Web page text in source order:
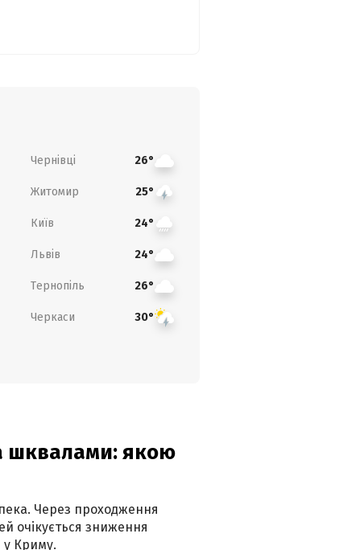
Чернівці 26°
Житомир 25°
Київ 24°
Львів 24°
Тернопіль 26°
Черкаси 30°
шквалами: якою
Через проходження
очікується зниження
у Криму.